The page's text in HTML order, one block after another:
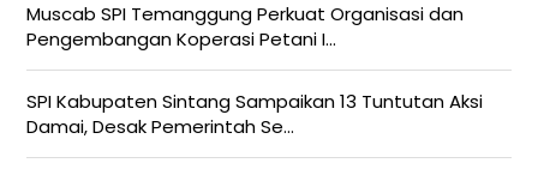
Muscab SPI Temanggung Perkuat Organisasi dan
Pengembangan Koperasi Petani I...
SPI Kabupaten Sintang Sampaikan 13 Tuntutan Aksi
Damai, Desak Pemerintah Se...